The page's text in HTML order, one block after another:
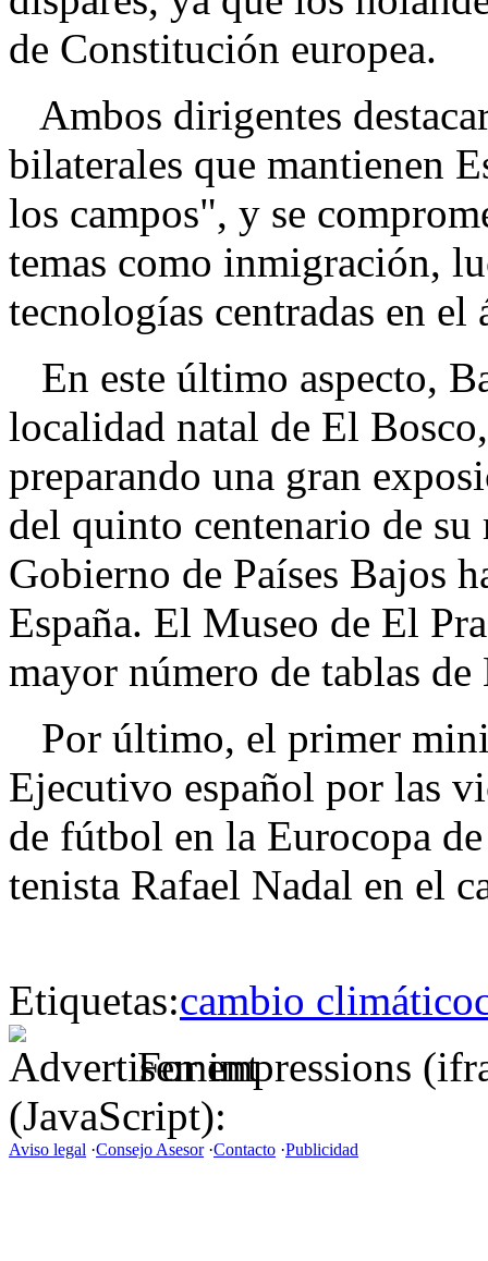
de Constitución europea.
Ambos dirigentes
bilaterales que mantienen
los campos", y se
temas como inmigración,
tecnologías centradas en
En este último aspecto,
localidad natal de El
preparando una gran
del quinto centenario de
Gobierno de Países Bajos
España. El Museo de El
mayor número de tablas
Por último, el primer
Ejecutivo español por las
de fútbol en la Eurocopa
tenista Rafael Nadal en el
Etiquetas:cambio climático
For impressions
(JavaScript):
Aviso legal ·Consejo Asesor·Contacto ·Publicidad